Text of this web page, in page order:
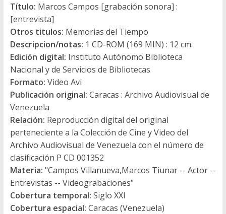
Título: Marcos Campos [grabación sonora] :
[entrevista]
Otros titulos: Memorias del Tiempo
Descripcion/notas: 1 CD-ROM (169 MIN) : 12 cm.
Edición digital: Instituto Autónomo Biblioteca
Nacional y de Servicios de Bibliotecas
Formato: Video Avi
Publicación original: Caracas : Archivo Audiovisual de
Venezuela
Relación: Reproducción digital del original
perteneciente a la Colección de Cine y Video del
Archivo Audiovisual de Venezuela con el número de
clasificación P CD 001352
Materia: "Campos Villanueva,Marcos Tiunar -- Actor --
Entrevistas -- Videograbaciones"
Cobertura temporal: Siglo XXI
Cobertura espacial: Caracas (Venezuela)